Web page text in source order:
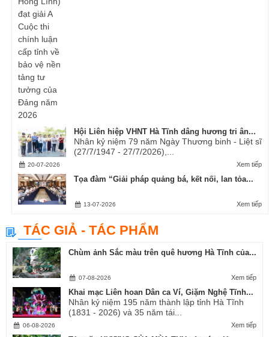
Hội Liên hiệp VHNT Hà Tĩnh dâng hương tri ân...
Nhân kỷ niệm 79 năm Ngày Thương binh - Liệt sĩ
(27/7/1947 - 27/7/2026),...
Xem tiếp
20-07-2026
Tọa đàm “Giải pháp quảng bá, kết nối, lan tỏa...
Xem tiếp
13-07-2026
TÁC GIẢ - TÁC PHẨM
Chùm ảnh Sắc màu trên quê hương Hà Tĩnh của...
Xem tiếp
07-08-2026
Khai mạc Liên hoan Dân ca Ví, Giặm Nghệ Tĩnh...
Nhân kỷ niệm 195 năm thành lập tỉnh Hà Tĩnh
(1831 - 2026) và 35 năm tái...
Xem tiếp
06-08-2026